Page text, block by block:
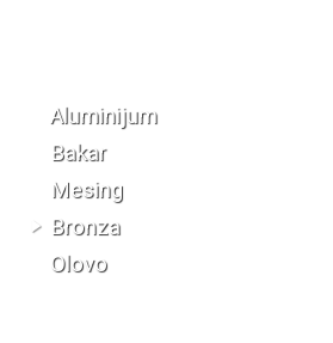
Aluminijum
Bakar
Mesing
Bronza
Olovo